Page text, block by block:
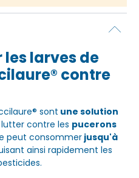
larves de
contre
sont une solution
contre les pucerons
peut consommer jusqu'à
ainsi rapidement les